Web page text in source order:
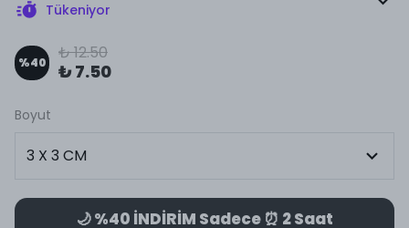
Tükeniyor
%40 ₺ 12.50
₺ 7.50
Boyut
🌙 %40 İNDİRİM Sadece ⏰ 2 Saat